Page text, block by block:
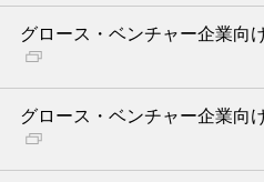
グロース・ベンチャー企業向
グロース・ベンチャー企業向